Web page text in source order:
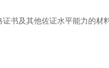
书及其他佐证水平能力的材